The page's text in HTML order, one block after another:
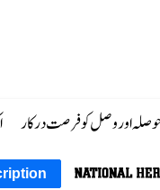
حوصلہ اور وصل کو فرصت درکار